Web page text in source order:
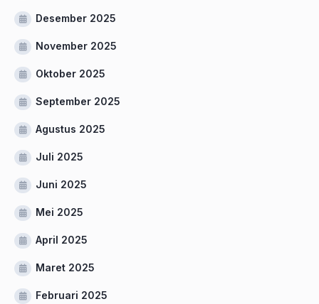
Desember 2025
November 2025
Oktober 2025
September 2025
Agustus 2025
Juli 2025
Juni 2025
Mei 2025
April 2025
Maret 2025
Februari 2025